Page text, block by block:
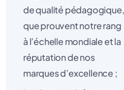
de qualité pédagogique,
que prouvent notre rang
à l’échelle mondiale et la
réputation de nos
marques d’excellence ;